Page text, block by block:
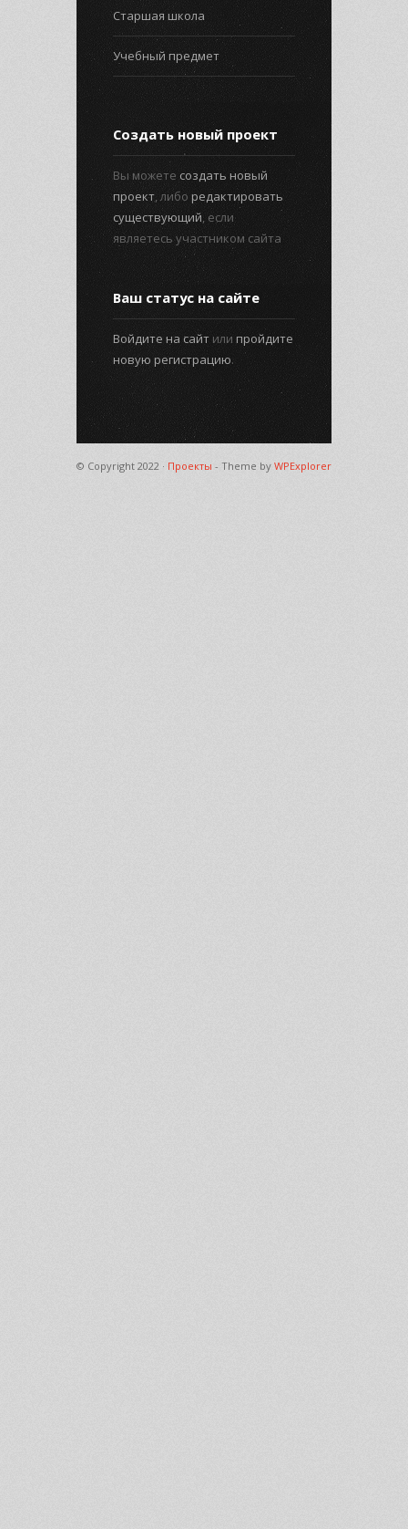
Старшая школа
Учебный предмет
Создать новый проект
Вы можете создать новый
проект, либо редактировать
существующий, если
являетесь участником сайта
Ваш статус на сайте
Войдите на сайт или пройдите
новую регистрацию.
© Copyright 2022 · Проекты - Theme by WPExplorer